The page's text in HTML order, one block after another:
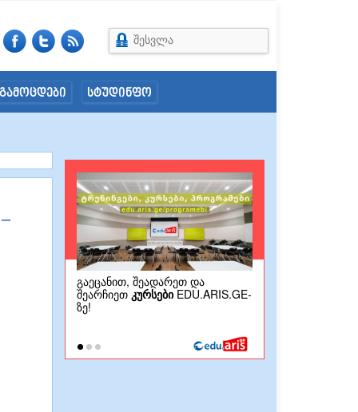
შესვლა
გამოცდები სტუდინფო